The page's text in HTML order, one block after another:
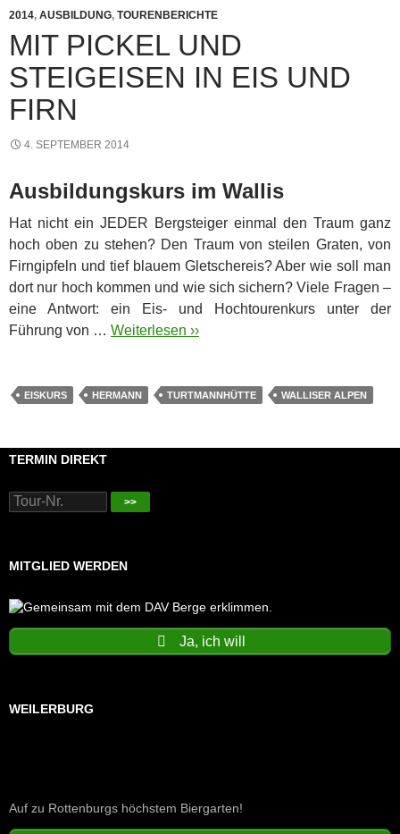
2014, AUSBILDUNG, TOURENBERICHTE
MIT PICKEL UND
STEIGEISEN IN EIS UND
FIRN
4. SEPTEMBER 2014
Ausbildungskurs im Wallis
Hat nicht ein JEDER Bergsteiger einmal den Traum ganz
hoch oben zu stehen? Den Traum von steilen Graten, von
Firngipfeln und tief blauem Gletschereis? Aber wie soll man
dort nur hoch kommen und wie sich sichern? Viele Fragen –
eine Antwort: ein Eis- und Hochtourenkurs unter der
Führung von … Weiterlesen ››
EISKURS HERMANN TURTMANNHÜTTE WALLISER ALPEN
TERMIN DIREKT
>>
MITGLIED WERDEN
Ja, ich will
WEILERBURG
Auf zu Rottenburgs höchstem Biergarten!